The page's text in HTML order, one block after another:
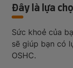
Đây là lựa
Sức khoẻ của
sẽ giúp bạn có
OSHC.